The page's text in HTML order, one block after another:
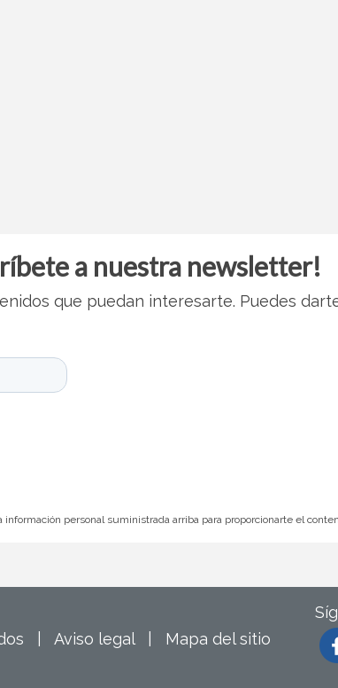
a nuestra newsletter!
que puedan interesarte. Puedes
personal suministrada arriba para proporcionarte el
| Aviso legal| Mapa del sitio